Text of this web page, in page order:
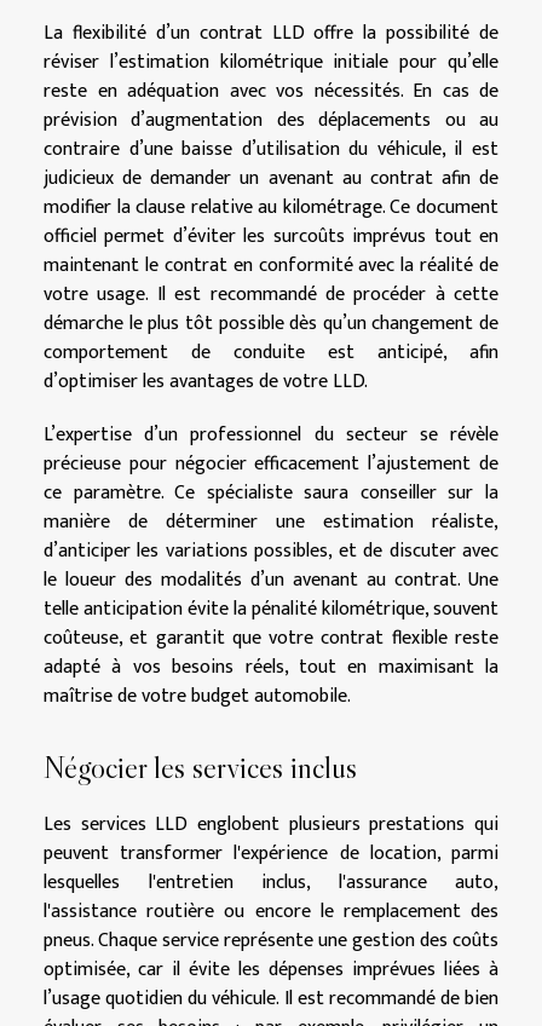
La flexibilité d’un contrat LLD offre la possibilité de
réviser l’estimation kilométrique initiale pour qu’elle
reste en adéquation avec vos nécessités. En cas de
prévision d’augmentation des déplacements ou au
contraire d’une baisse d’utilisation du véhicule, il est
judicieux de demander un avenant au contrat afin de
modifier la clause relative au kilométrage. Ce document
officiel permet d’éviter les surcoûts imprévus tout en
maintenant le contrat en conformité avec la réalité de
votre usage. Il est recommandé de procéder à cette
démarche le plus tôt possible dès qu’un changement de
comportement de conduite est anticipé, afin
d’optimiser les avantages de votre LLD.
L’expertise d’un professionnel du secteur se révèle
précieuse pour négocier efficacement l’ajustement de
ce paramètre. Ce spécialiste saura conseiller sur la
manière de déterminer une estimation réaliste,
d’anticiper les variations possibles, et de discuter avec
le loueur des modalités d’un avenant au contrat. Une
telle anticipation évite la pénalité kilométrique, souvent
coûteuse, et garantit que votre contrat flexible reste
adapté à vos besoins réels, tout en maximisant la
maîtrise de votre budget automobile.
Négocier les services inclus
Les services LLD englobent plusieurs prestations qui
peuvent transformer l'expérience de location, parmi
lesquelles l'entretien inclus, l'assurance auto,
l'assistance routière ou encore le remplacement des
pneus. Chaque service représente une gestion des coûts
optimisée, car il évite les dépenses imprévues liées à
l’usage quotidien du véhicule. Il est recommandé de bien